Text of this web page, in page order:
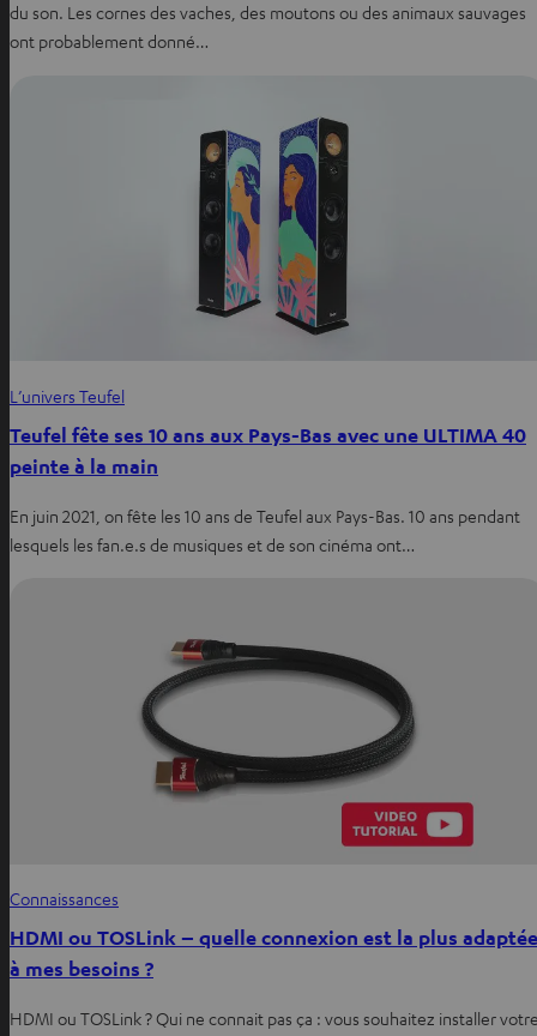
du son. Les cornes des vaches, des moutons ou des animaux sauvages
ont probablement donné…
L’univers Teufel
Teufel fête ses 10 ans aux Pays-Bas avec une ULTIMA 40
peinte à la main
En juin 2021, on fête les 10 ans de Teufel aux Pays-Bas. 10 ans pendant
lesquels les fan.e.s de musiques et de son cinéma ont…
Connaissances
HDMI ou TOSLink – quelle connexion est la plus adaptée
à mes besoins ?
HDMI ou TOSLink ? Qui ne connait pas ça : vous souhaitez installer